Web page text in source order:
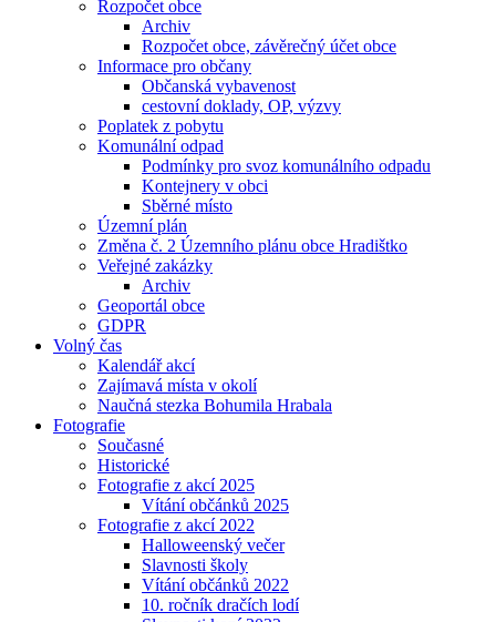
Rozpočet obce
Archiv
Rozpočet obce, závěrečný účet obce
Informace pro občany
Občanská vybavenost
cestovní doklady, OP, výzvy
Poplatek z pobytu
Komunální odpad
Podmínky pro svoz komunálního odpadu
Kontejnery v obci
Sběrné místo
Územní plán
Změna č. 2 Územního plánu obce Hradištko
Veřejné zakázky
Archiv
Geoportál obce
GDPR
Volný čas
Kalendář akcí
Zajímavá místa v okolí
Naučná stezka Bohumila Hrabala
Fotografie
Současné
Historické
Fotografie z akcí 2025
Vítání občánků 2025
Fotografie z akcí 2022
Halloweenský večer
Slavnosti školy
Vítání občánků 2022
10. ročník dračích lodí